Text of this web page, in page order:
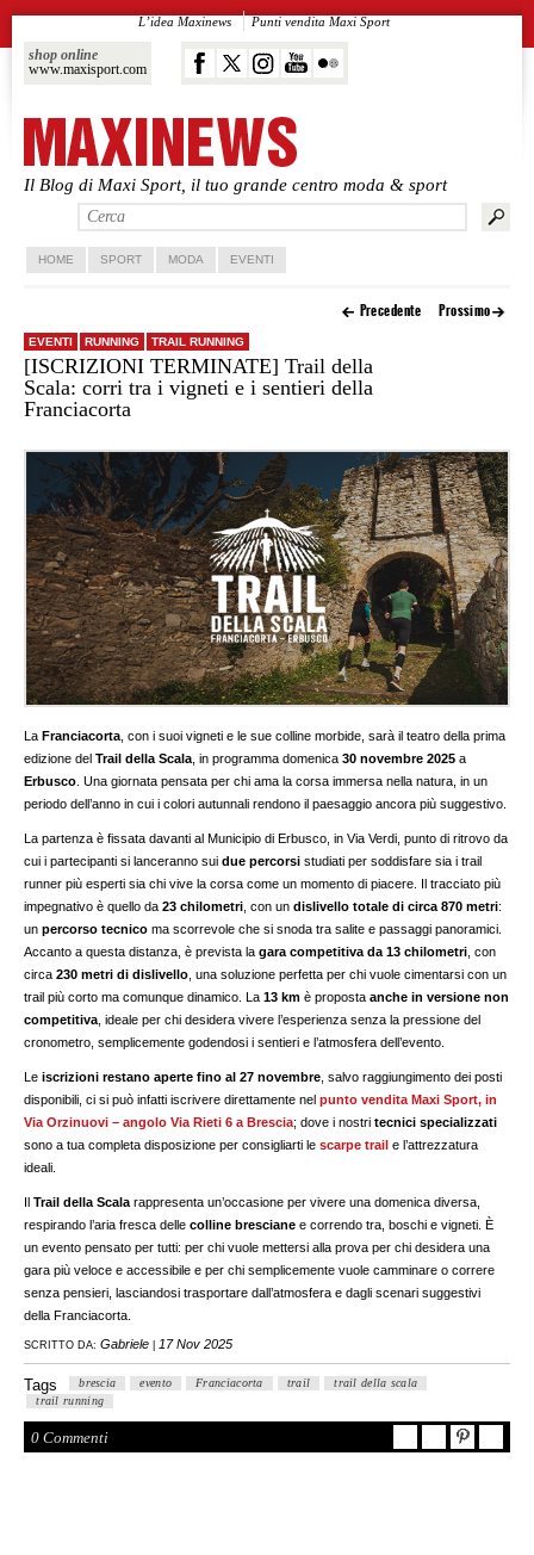
Il Blog di Maxi Sport, il tuo grande centro moda & sport
shop online
www.maxisport.com
L’idea Maxinews Punti vendita Maxi Sport
Vai al contenuto principale
Vai al contenuto secondario
HOME SPORT MODA EVENTI
Precedente Prossimo
EVENTI RUNNING TRAIL RUNNING
[ISCRIZIONI TERMINATE] Trail della
Scala: corri tra i vigneti e i sentieri della
Franciacorta
LaFranciacorta , con i suoi vigneti e le sue colline morbide, sarà il teatro della prima
edizione delTrail della Scala , in programma domenica30 novembre 2025 a
Erbusco . Una giornata pensata per chi ama la corsa immersa nella natura, in un
periodo dell’anno in cui i colori autunnali rendono il paesaggio ancora più suggestivo.
La partenza è fissata davanti al Municipio di Erbusco, in Via Verdi, punto di ritrovo da
cui i partecipanti si lanceranno suidue percorsi studiati per soddisfare sia i trail
runner più esperti sia chi vive la corsa come un momento di piacere. Il tracciato più
impegnativo è quello da23 chilometri , con undislivello totale di circa 870 metri:
unpercorso tecnico ma scorrevole che si snoda tra salite e passaggi panoramici.
Accanto a questa distanza, è prevista lagara competitiva da 13 chilometri , con
circa230 metri di dislivello , una soluzione perfetta per chi vuole cimentarsi con un
trail più corto ma comunque dinamico. La13 km è propostaanche in versione non
competitiva , ideale per chi desidera vivere l’esperienza senza la pressione del
cronometro, semplicemente godendosi i sentieri e l’atmosfera dell’evento.
Leiscrizioni restano aperte fino al 27 novembre , salvo raggiungimento dei posti
disponibili, ci si può infatti iscrivere direttamente nel punto vendita Maxi Sport, in
Via Orzinuovi – angolo Via Rieti 6 a Brescia; dove i nostritecnici specializzati
sono a tua completa disposizione per consigliarti lescarpe trail e l’attrezzatura
ideali.
IlTrail della Scala rappresenta un’occasione per vivere una domenica diversa,
respirando l’aria fresca dellecolline bresciane e correndo tra, boschi e vigneti. È
un evento pensato per tutti: per chi vuole mettersi alla prova per chi desidera una
gara più veloce e accessibile e per chi semplicemente vuole camminare o correre
senza pensieri, lasciandosi trasportare dall’atmosfera e dagli scenari suggestivi
della Franciacorta.
SCRITTO DA: Gabriele 17 Nov 2025
Tags brescia evento Franciacorta trail
trail della scala
trail running
0 Commenti